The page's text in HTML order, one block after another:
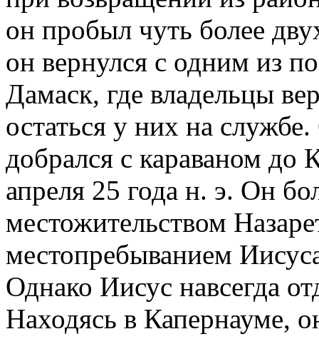
он пробыл чуть более
он вернулся с одним из
Дамаск, где владельцы
остаться у них на
добрался с караваном до
апреля 25 года н. э. Он
местожительством
местопребыванием
Однако Иисус навсегда
Находясь в Капернауме,